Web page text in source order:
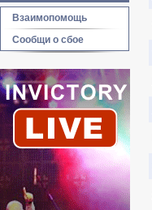
Взаимопомощь
Сообщи о сбое